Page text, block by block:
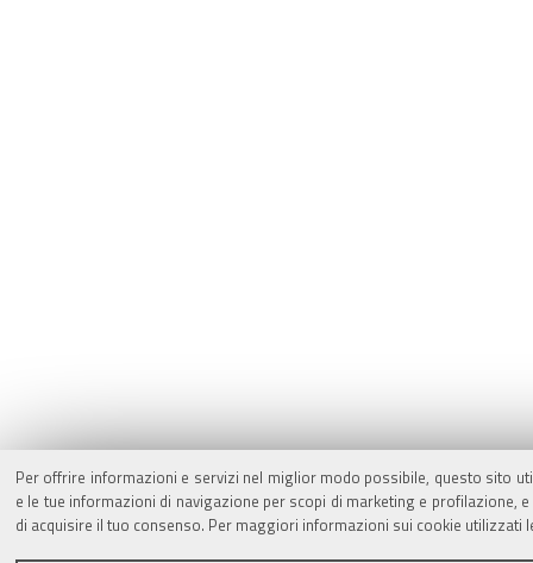
Per offrire informazioni e servizi nel miglior modo possibile, questo sito
e le tue informazioni di navigazione per scopi di marketing e
di acquisire il tuo consenso. Per maggiori informazioni sui cookie utilizzati